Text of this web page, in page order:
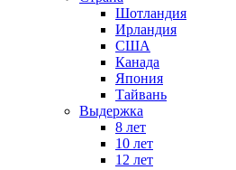
Шотландия
Ирландия
США
Канада
Япония
Тайвань
Выдержка
8 лет
10 лет
12 лет